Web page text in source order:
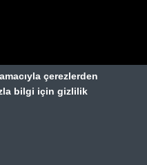
çerezlerden
bilgi için gizlilik